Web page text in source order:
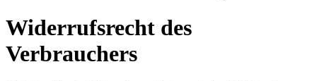
Widerrufsrecht des
Verbrauchers